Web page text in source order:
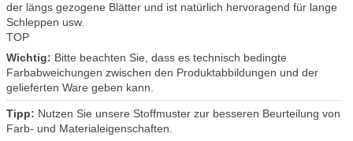
der längs gezogene Blätter und ist natürlich hervoragend für lange
Schleppen usw.
TOP
Wichtig: Bitte beachten Sie, dass es technisch bedingte
Farbabweichungen zwischen den Produktabbildungen und der
gelieferten Ware geben kann.
Tipp: Nutzen Sie unsere Stoffmuster zur besseren Beurteilung von
Farb- und Materialeigenschaften.